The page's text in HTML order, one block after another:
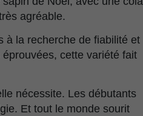
agréable.
à la recherche de fiabilité et
éprouvées, cette variété fait
nécessite. Les débutants
Et tout le monde sourit